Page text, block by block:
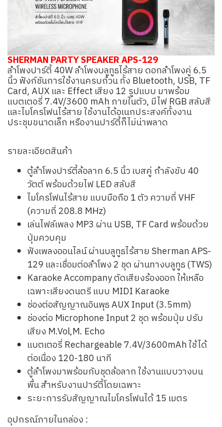
SHERMAN PARTY SPEAKER APS-129
ลำโพงปาร์ตี้ 40W ลำโพงบลูทูธไร้สาย ดอกลำโพงคู่ 6.5
นิ้ว ฟังก์ชันการใช้งานครบถ้วน ทั้ง Bluetooth, USB, TF
Card, AUX และ Effect เสียง 12 รูปแบบ มาพร้อม
แบตเตอรี่ 7.4V/3600 mAh ภายในตัว, มีไฟ RGB สลับสี
และไมโครโฟนไร้สาย ใช้งานได้อเนกประสงค์ทั้งงาน
ประชุมขนาดเล็ก หรืองานปาร์ตี้ก็ไม่น่าพลาด
รายละเอียดสินค้า
ตู้ลำโพงปาร์ตี้ล้อลาก 6.5 นิ้ว เบสคู่ กำลังขับ 40
วัตต์ พร้อมด้วยไฟ LED สลับสี
ไมโครโฟนไร้สาย แบบมือถือ 1 ตัว ความถี่ VHF
(ความถี่ 208.8 MHz)
เล่นไฟล์เพลง MP3 ผ่าน USB, TF Card พร้อมด้วย
ปุ่มควบคุม
ฟังเพลงออนไลน์ ผ่านบลูทูธไร้สาย Sherman APS-
129 และเชื่อมต่อลำโพง 2 ชุด ผ่านทางบลูทูธ (TWS)
Karaoke Accompany ตัดเสียงร้องออก ให้เหลือ
เฉพาะเสียงดนตรี แบบ MIDI Karaoke
ช่องต่อสัญญาณอินพุธ AUX Input (3.5mm)
ช่องต่อ Microphone Input 2 ชุด พร้อมปุ่ม ปรับ
เสียง M.Vol,M. Echo
แบตเตอรี่ Rechargeable 7.4V/3600mAh ใช้ได้
ต่อเนื่อง 120-180 นาที
ตู้ลำโพงมาพร้อมกับชุดล้อลาก ใช้งานแบบวางบน
พื้น สำหรับงานปาร์ตี้โดยเฉพาะ
ระยะการรับสัญญาณไมโครโฟนได้ 15 เมตร
อุปกรณ์ภายในกล่อง :